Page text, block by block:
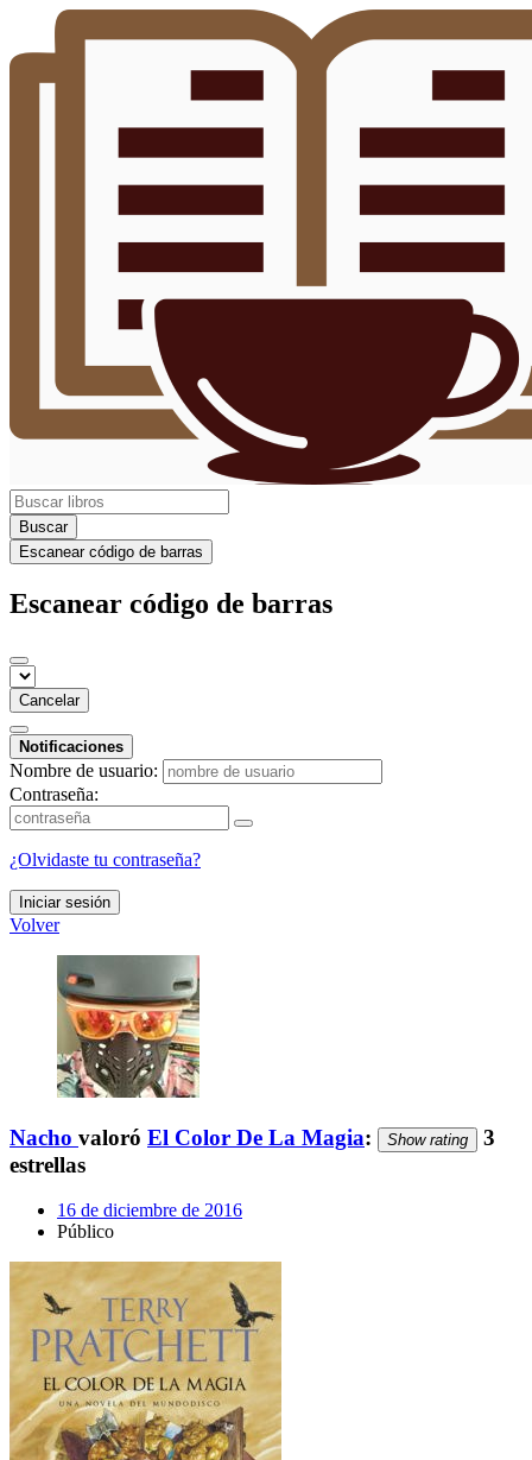
Buscar
Escanear código de barras
Escanear código de barras
Cancelar
Notificaciones
Nombre de usuario:
Contraseña:
¿Olvidaste tu contraseña?
Iniciar sesión
Volver
Nacho valoró El Color De La Magia: Show rating
3
estrellas
16 de diciembre de 2016
Público